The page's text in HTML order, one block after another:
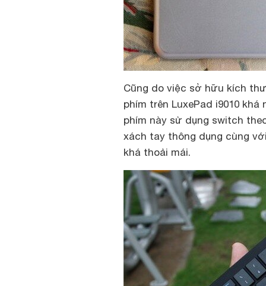
Cũng do việc sở hữu kích
phím trên LuxePad i9010
phím này sử dụng switch
xách tay thông dụng cùng
khá thoải mái.